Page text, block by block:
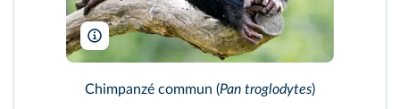
Abeselom Zerit/Shutterstock
Chimpanzé commun (Pan troglodytes)